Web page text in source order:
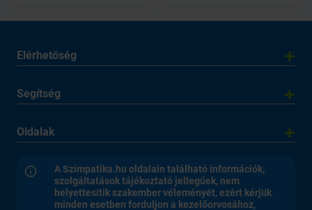
Elérhetőség
Segítség
Oldalak
A Szimpatika.hu oldalain található információk,
szolgáltatások tájékoztató jellegűek, nem
helyettesítik szakember véleményét, ezért kérjük
minden esetben forduljon a kezelőorvosához,